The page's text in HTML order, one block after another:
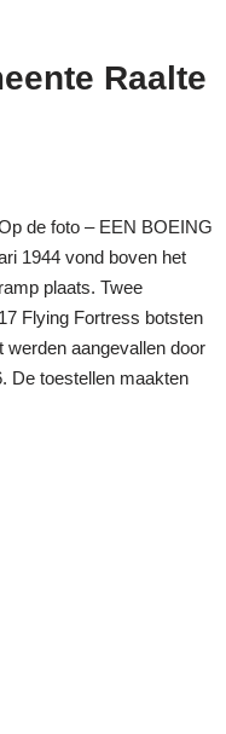
Raalte
de foto – EEN BOEING
1944 vond boven het
plaats. Twee
Flying Fortress botsten
werden aangevallen door
De toestellen maakten